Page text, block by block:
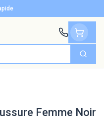
Femme Noir